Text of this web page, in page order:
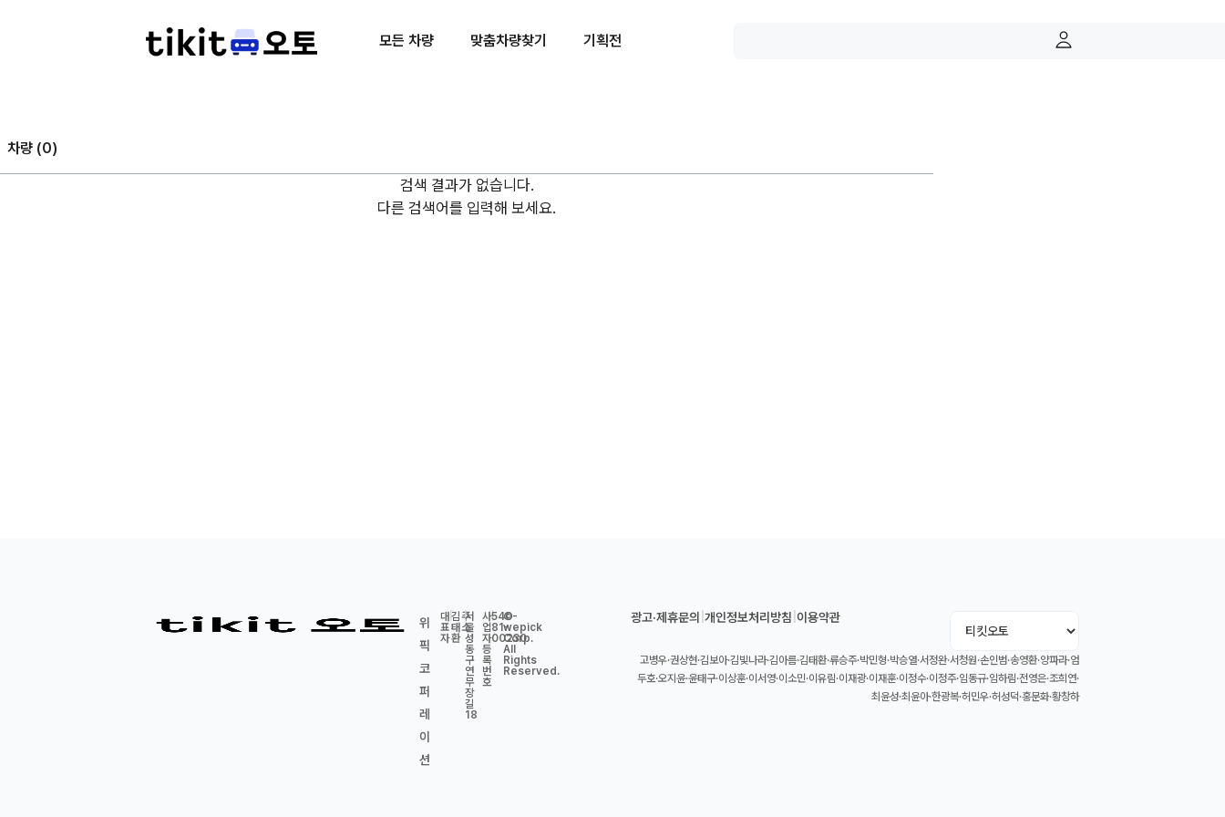
모든 차량 맞춤차량찾기 기획전
차량 (0)
검색 결과가 없습니다.
다른 검색어를 입력해 보세요.
위
픽
코
퍼
레
이
션
대
표
자
|김
태
환
주
소
|서
울
성
동
구
연
무
장
길
18
사
업
자
등
록
번
호
|540-
81-
00230
©
wepick
Corp.
All
Rights
Reserved.
광고·제휴문의 |개인정보처리방침 |이용약관
고병우·권상현·김보아·김빛나라·김아름·김태환·류승주·박민형·박승열·서정완·서청원·손인범·송영환·양파라·엄
두호·오지윤·윤태구·이상훈·이서영·이소민·이유림·이재광·이재훈·이정수·이정주·임동규·임하림·전영은·조희연·
최윤성·최윤아·한광복·허민우·허성덕·홍문화·황창하